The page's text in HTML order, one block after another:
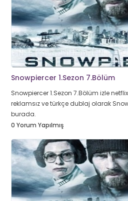
Snowpiercer 1.Sezon 7.Bölüm
Snowpiercer 1.Sezon 7.Bölüm izle
reklamsız ve türkçe dublaj olarak
burada.
0 Yorum Yapılmış